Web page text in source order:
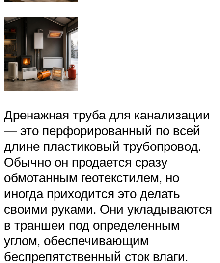
Дренажная труба для канализации
— это перфорированный по всей
длине пластиковый трубопровод.
Обычно он продается сразу
обмотанным геотекстилем, но
иногда приходится это делать
своими руками. Они укладываются
в траншеи под определенным
углом, обеспечивающим
беспрепятственный сток влаги.